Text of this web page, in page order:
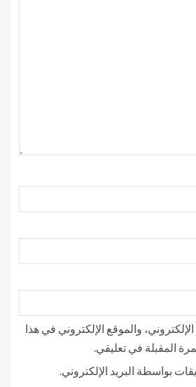
والموقع الإلكتروني في هذا
المقبلة في تعليقي.
بواسطة البريد الإلكتروني.